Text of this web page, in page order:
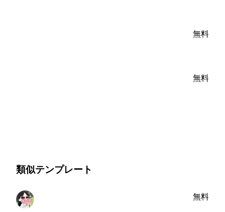
無料
無料
類似テンプレート
無料